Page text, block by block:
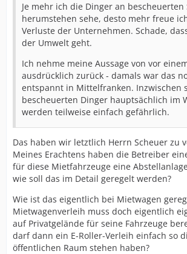
Je mehr ich die Dinger an bescheuerten
herumstehen sehe, desto mehr freue
Verluste der Unternehmen. Schade,
der Umwelt geht.
Ich nehme meine Aussage von vor
ausdrücklich zurück - damals war das
entspannt in Mittelfranken. Inzwischen
bescheuerten Dinger hauptsächlich im
werden teilweise einfach gefährlich.
Das haben wir letztlich Herrn Scheuer zu
Meines Erachtens haben die Betreiber
für diese Mietfahrzeuge eine
wie soll das im Detail geregelt werden?
Wie ist das eigentlich bei Mietwagen
Mietwagenverleih muss doch eigentlich
auf Privatgelände für seine Fahrzeuge
darf dann ein E-Roller-Verleih einfach so
öffentlichen Raum stehen haben?